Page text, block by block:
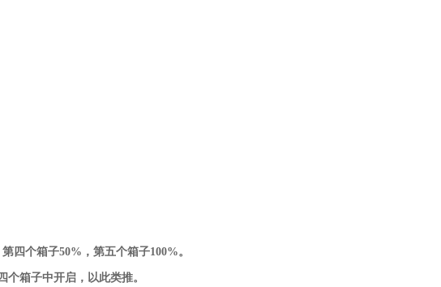
四个箱子50%，第五个箱子100%。
箱子中开启，以此类推。